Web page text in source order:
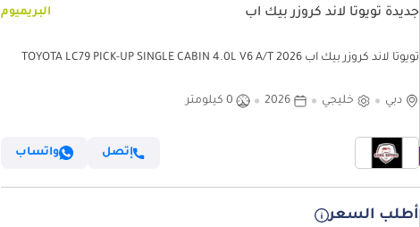
جديدة تويوتا لاند كروزر بيك آب البريميوم
تويوتا لاند كروزر بيك آب TOYOTA LC79 PICK-UP SINGLE CABIN 4.0L V6 A/T 2026
دبي خليجي 2026 0 كيلومتر
إتصل واتساب
أطلب السعر